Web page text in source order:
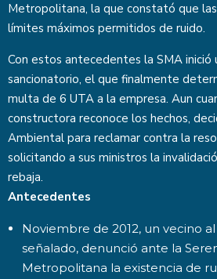
Metropolitana, la que constató que
límites máximos permitidos de ruido.
Con estos antecedentes la SMA inició
sancionatorio, el que finalmente
multa de 6 UTA a la empresa. Aun
constructora reconoce los hechos,
Ambiental para reclamar contra la
solicitando a sus ministros la
rebaja.
Antecedentes
Noviembre de 2012, un vecino
señalado, denunció ante la
Metropolitana la existencia de